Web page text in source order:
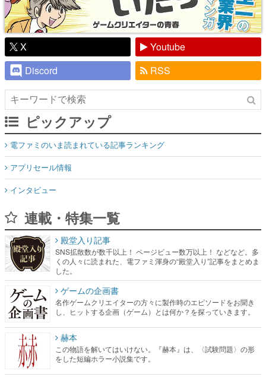
X
Youtube
Discord
RSS
ピックアップ
電ファミのいま読まれている記事ランキング
アプリセール情報
インタビュー
連載・特集一覧
殿堂入り記事
SNS拡散数が数千以上！ ページビュー数万以上！ などなど。多
くの人々に読まれた、電ファミ渾身の“殿堂入り”記事をまとめま
した。
ゲームの企画書
名作ゲームクリエイターの方々に製作時のエピソードをお聞き
し、ヒットする企画（ゲーム）とは何か？を探っていきます。
赫本
この物語を解いてはいけない。『赫本』は、〈試験問題〉の形
をした短編ホラー小説集です。